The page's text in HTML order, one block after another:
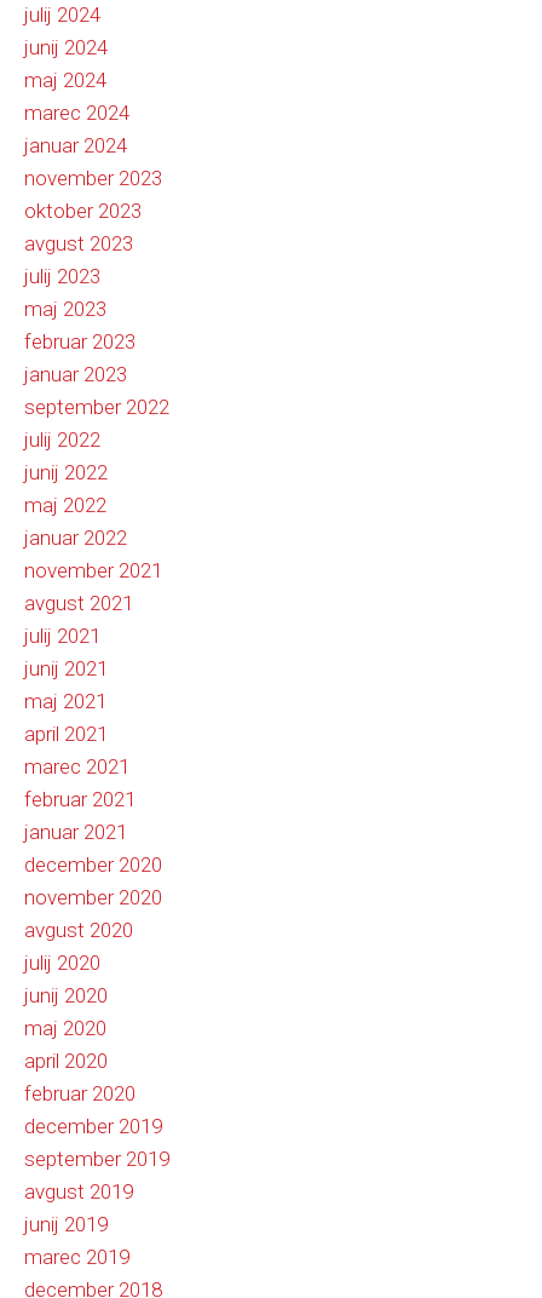
julij 2024
junij 2024
maj 2024
marec 2024
januar 2024
november 2023
oktober 2023
avgust 2023
julij 2023
maj 2023
februar 2023
januar 2023
september 2022
julij 2022
junij 2022
maj 2022
januar 2022
november 2021
avgust 2021
julij 2021
junij 2021
maj 2021
april 2021
marec 2021
februar 2021
januar 2021
december 2020
november 2020
avgust 2020
julij 2020
junij 2020
maj 2020
april 2020
februar 2020
december 2019
september 2019
avgust 2019
junij 2019
marec 2019
december 2018